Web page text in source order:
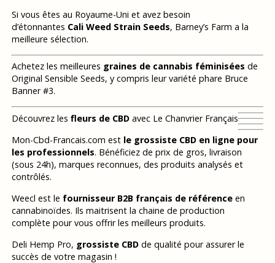
Si vous êtes au Royaume-Uni et avez besoin
d’étonnantes Cali Weed Strain Seeds, Barney’s Farm a la
meilleure sélection.
Achetez les meilleures graines de cannabis féminisées de
Original Sensible Seeds, y compris leur variété phare Bruce
Banner #3.
Découvrez les fleurs de CBDavec Le Chanvrier Français
Mon-Cbd-Francais.com est le grossiste CBD en ligne pour
les professionnels. Bénéficiez de prix de gros, livraison
(sous 24h), marques reconnues, des produits analysés et
contrôlés.
Weecl est le fournisseur B2B français de référenceen
cannabinoïdes. Ils maitrisent la chaine de production
complète pour vous offrir les meilleurs produits.
Deli Hemp Pro, grossiste CBDde qualité pour assurer le
succès de votre magasin !